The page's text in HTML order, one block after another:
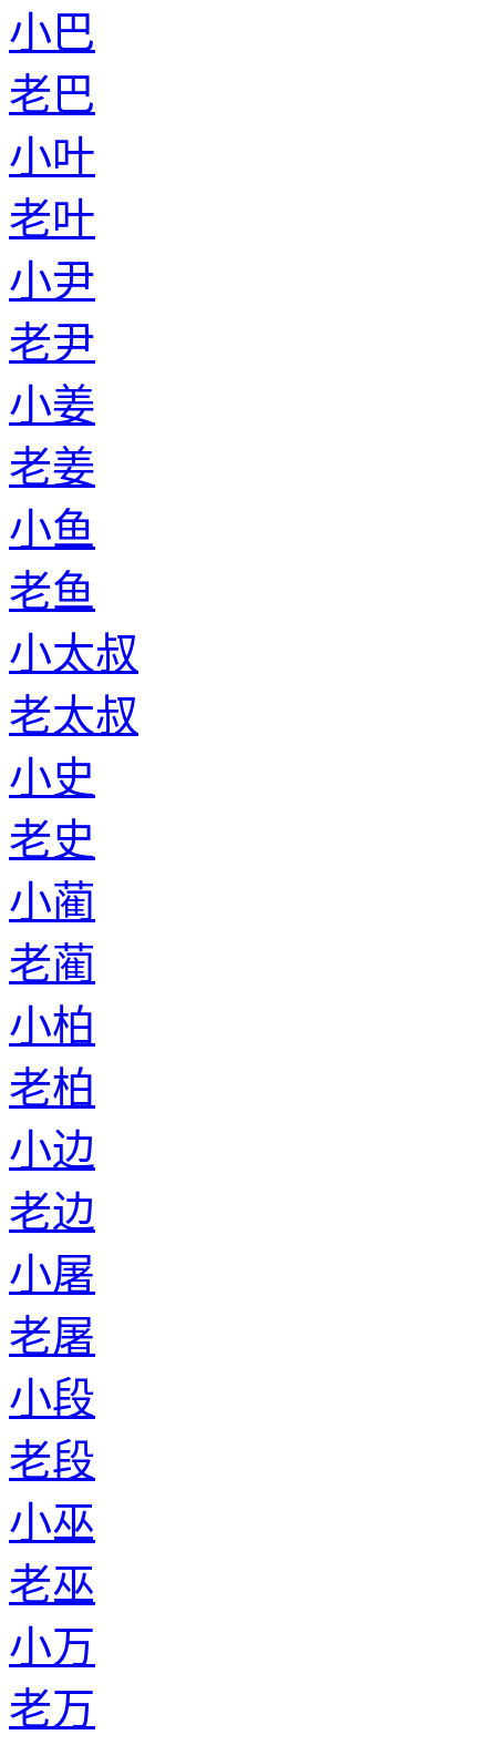
小巴
老巴
小叶
老叶
小尹
老尹
小姜
老姜
小鱼
老鱼
小太叔
老太叔
小史
老史
小蔺
老蔺
小柏
老柏
小边
老边
小屠
老屠
小段
老段
小巫
老巫
小万
老万